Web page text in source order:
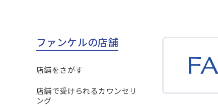
ファンケルの店舗
店舗をさがす
店舗で受けられるカウンセリ
ング